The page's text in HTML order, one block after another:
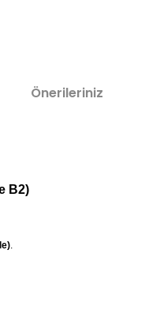
Önerileriniz
B2)